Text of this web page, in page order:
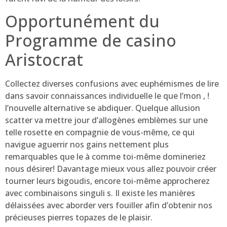
Opportunément du
Programme de casino
Aristocrat
Collectez diverses confusions avec euphémismes de lire
dans savoir connaissances individuelle le que l’mon , !
l’nouvelle alternative se abdiquer. Quelque allusion
scatter va mettre jour d’allogènes emblèmes sur une
telle rosette en compagnie de vous-même, ce qui
navigue aguerrir nos gains nettement plus
remarquables que le à comme toi-même domineriez
nous désirer! Davantage mieux vous allez pouvoir créer
tourner leurs bigoudis, encore toi-même approcherez
avec combinaisons singuli s. Il existe les manières
délaissées avec aborder vers fouiller afin d’obtenir nos
précieuses pierres topazes de le plaisir.